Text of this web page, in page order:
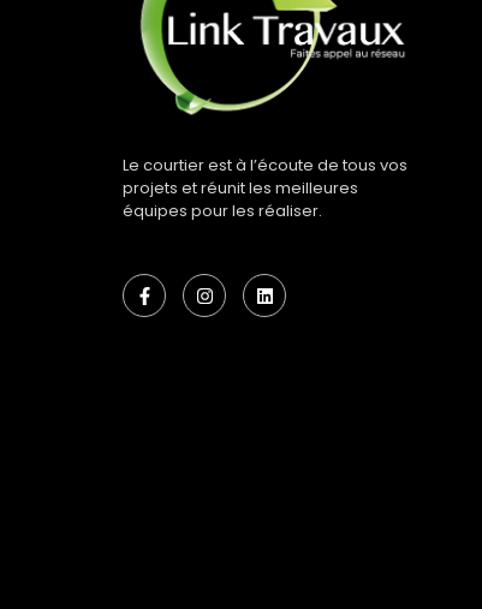
Le courtier est à l’écoute de tous vos
projets et réunit les meilleures
équipes pour les réaliser.